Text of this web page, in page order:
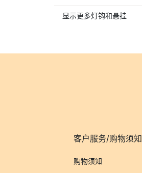
显示更多灯钩和悬挂
客户服务/购物须知
购物须知